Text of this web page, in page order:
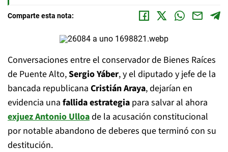
Comparte esta nota:
Conversaciones entre el conservador de Bienes Raíces
de Puente Alto,Sergio Yáber, y el diputado y jefe de la
bancada republicana Cristián Araya, dejarían en
evidencia una fallida estrategia para salvar al ahora
exjuezAntonio Ulloade la acusación constitucional
por notable abandono de deberes que terminó con su
destitución.